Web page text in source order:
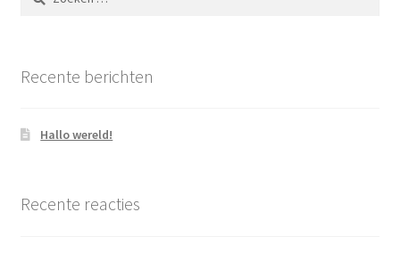
naar:
Recente berichten
Hallo wereld!
Recente reacties